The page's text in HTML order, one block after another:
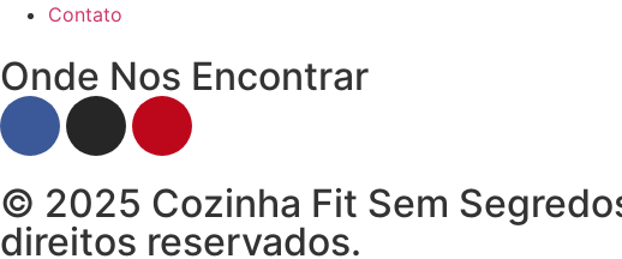
Contato
Onde Nos Encontrar
© 2025 Cozinha Fit Sem
direitos reservados.